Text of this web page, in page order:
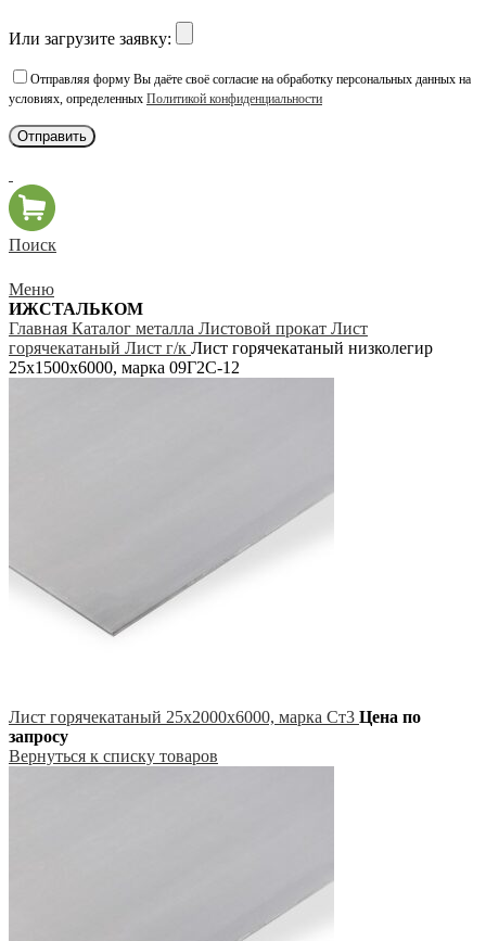
Или загрузите заявку:
Отправляя форму Вы даёте своё согласие на обработку персональных данных на
условиях, определенных Политикой конфиденциальности
Поиск
Меню
ИЖСТАЛЬКОМ
Главная Каталог металла Листовой прокат Лист
горячекатаный Лист г/к Лист горячекатаный низколегир
25х1500х6000, марка 09Г2С-12
Лист горячекатаный 25х2000х6000, марка Ст3 Цена по
запросу
Вернуться к списку товаров